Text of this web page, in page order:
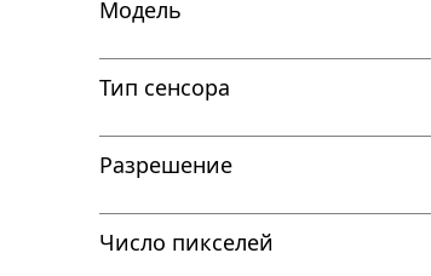
Модель
Тип сенсора
Разрешение
Число пикселей